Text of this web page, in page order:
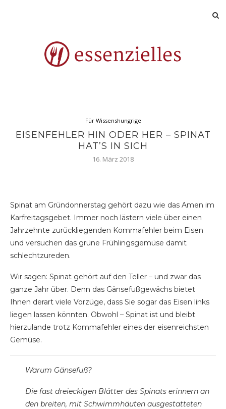
Für Wissenshungrige
EISENFEHLER HIN ODER HER – SPINAT
HAT’S IN SICH
16. März 2018
Spinat am Gründonnerstag gehört dazu wie das Amen im
Karfreitagsgebet. Immer noch lästern viele über einen
Jahrzehnte zurückliegenden Kommafehler beim Eisen
und versuchen das grüne Frühlingsgemüse damit
schlechtzureden.
Wir sagen: Spinat gehört auf den Teller – und zwar das
ganze Jahr über. Denn das Gänsefußgewächs bietet
Ihnen derart viele Vorzüge, dass Sie sogar das Eisen links
liegen lassen könnten. Obwohl – Spinat ist und bleibt
hierzulande trotz Kommafehler eines der eisenreichsten
Gemüse.
Warum Gänsefuß?
Die fast dreieckigen Blätter des Spinats erinnern an
den breiten, mit Schwimmhäuten ausgestatteten